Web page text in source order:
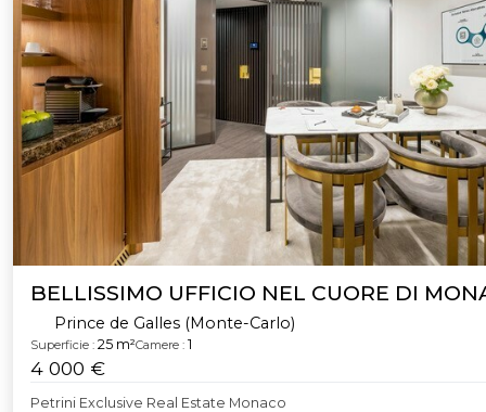
BELLISSIMO UFFICIO NEL CUORE DI
Prince de Galles (Monte-Carlo)
Superficie : 25 m²Camere : 1
4 000 €
Petrini Exclusive Real Estate Monaco